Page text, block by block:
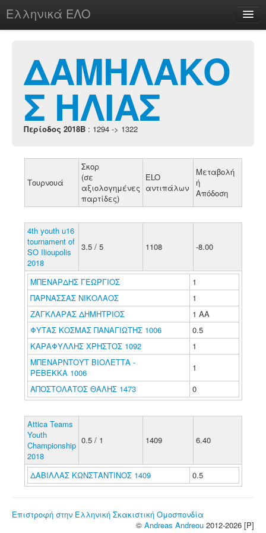
Ελληνικά ΕΛΟ
chesstu.be @ discord
Login
ΔΑΜΗΛΑΚΟ
Σ ΗΛΙΑΣ
Περίοδος 2018B : 1294 -> 1322
Τουρνουά
Σκορ
(σε
αξιολογημένες
παρτίδες)
ELO
αντιπάλων
Μεταβολή
ή
Απόδοση
4th youth u16
tournament of
SO Ilioupolis
2018
3.5 / 5 1108 -8.00
ΜΠΕΝΑΡΔΗΣ ΓΕΩΡΓΙΟΣ
1
ΠΑΡΝΑΣΣΑΣ ΝΙΚΟΛΑΟΣ
1
ΖΑΓΚΛΑΡΑΣ ΔΗΜΗΤΡΙΟΣ
1 ΑΑ
ΦΥΤΑΣ ΚΟΣΜΑΣ ΠΑΝΑΓΙΩΤΗΣ 1006
0.5
ΚΑΡΑΦΥΛΛΗΣ ΧΡΗΣΤΟΣ 1092
1
ΜΠΕΝΑΡΝΤΟΥΤ ΒΙΟΛΕΤΤΑ -
ΡΕΒΕΚΚΑ 1006
1
ΑΠΟΣΤΟΛΑΤΟΣ ΘΑΛΗΣ 1473
0
Attica Teams
Youth
Championship
2018
0.5 / 1 1409 6.40
ΔΑΒΙΛΛΑΣ ΚΩΝΣΤΑΝΤΙΝΟΣ 1409 0.5
Επιστροφή στην Ελληνική Σκακιστική Ομοσπονδία
© Andreas Andreou 2012-2026 [P]